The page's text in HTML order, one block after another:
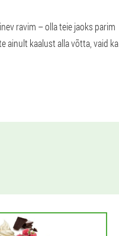
ravim – olla teie jaoks parim
ainult kaalust alla võtta, vaid ka